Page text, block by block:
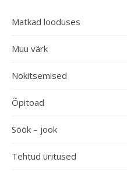
Matkad looduses
Muu värk
Nokitsemised
Õpitoad
Söök – jook
Tehtud üritused